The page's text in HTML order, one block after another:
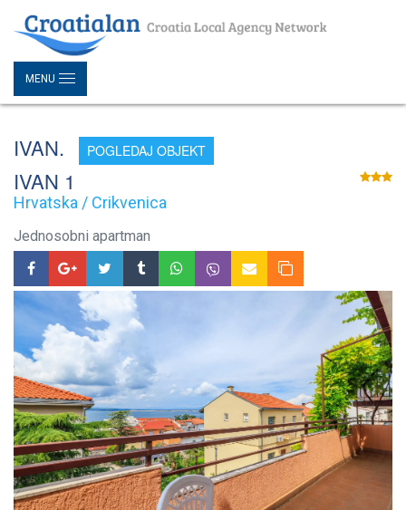
MENU
IVAN. POGLEDAJ OBJEKT
IVAN 1
Hrvatska / Crikvenica
Jednosobni apartman